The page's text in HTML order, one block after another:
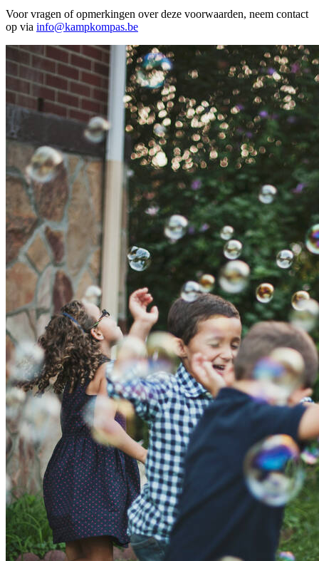
Voor vragen of opmerkingen over deze voorwaarden, neem contact
op via info@kampkompas.be